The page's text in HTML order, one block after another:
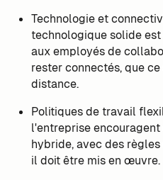
Technologie et
technologique solide
aux employés de
rester connectés, que
distance.
Politiques de travail
l'entreprise
hybride, avec des
il doit être mis en œuvre.